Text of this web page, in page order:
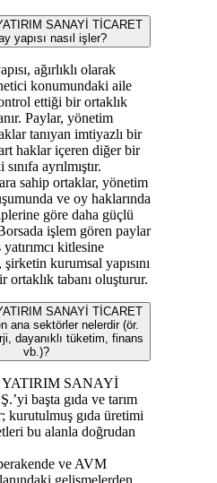
SANAYİ TİCARET
yapısı nasıl işler?
ağırlıklı olarak
konumundaki aile
ettiği bir ortaklık
Paylar, yönetim
tanıyan imtiyazlı bir
haklar içeren diğer bir
ayrılmıştır.
sahip ortaklar, yönetim
ve oy haklarında
göre daha güçlü
işlem gören paylar
kitlesine
şirketin kurumsal yapısını
ortaklık tabanı oluşturur.
SANAYİ TİCARET
ana sektörler nelerdir (ör.
dayanıklı tüketim, finans
vb.)?
SANAYİ
başta gıda ve tarım
kurutulmuş gıda üretimi
bu alanla doğrudan
ve AVM
gelişmelerden